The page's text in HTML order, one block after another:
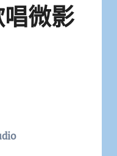
微影